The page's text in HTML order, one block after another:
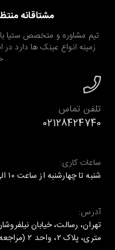
مشتاقانه
تیم مشاوره و متخصص ستیا
زمینه انواع عینک ها دارد
تلفن تماس
02128424740
ساعات کاری:
شنبه تا چهارشنبه از ساعت ۱۰ الی ۱۸؛ پنج شنبه ها از ساعت ۱۰ الی ۱۶
آدرس:
تهران، رسالت، خیابان
متری، پلاک ۲، واحد ۲ (مراجعه با هماهنگی قبلی)